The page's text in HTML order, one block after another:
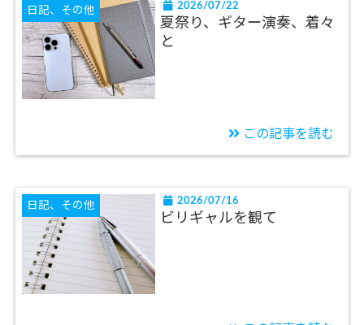
日記、その他 2026/07/22
夏祭り、ギター演奏、着々
と
この記事を読む
日記、その他 2026/07/16
ビリギャルを観て